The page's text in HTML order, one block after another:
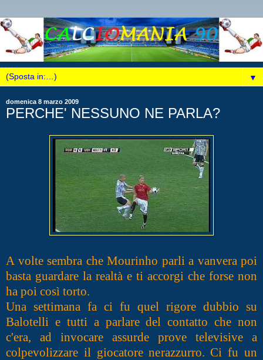
▼
domenica 8 marzo 2009
PERCHE' NESSUNO NE PARLA?
A volte sembra che Mourinho parli a vanvera poi
basta guardare la realtà e ti accorgi che forse non
ha poi così torto.
Una settimana fa ci fu quel rigore dubbio su
Balotelli e tutti a parlare del contatto che non
c'era, ad invocare assurde prove televisive a
colpevolizzare il giocatore nerazzurro. Ci fu un